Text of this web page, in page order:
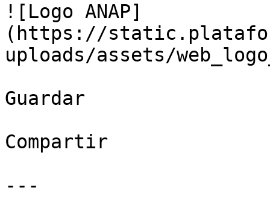
![Logo ANAP]
(https://
uploads/assets/
Guardar
Compartir
---